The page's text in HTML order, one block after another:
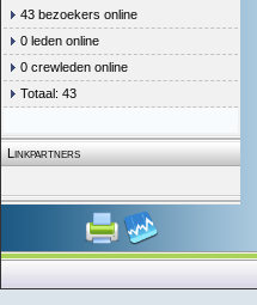
43 bezoekers online
0 leden online
0 crewleden online
Totaal: 43
Linkpartners